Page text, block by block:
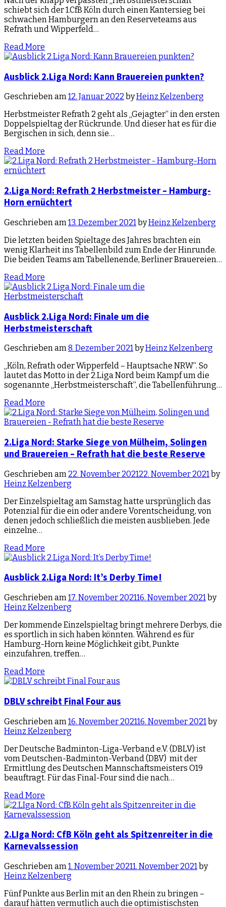
schiebt sich der 1.CfB Köln durch einen Kantersieg bei
schwachen Hamburgern an den Reserveteams aus
Refrath und Wipperfeld…
Read More
Ausblick 2.Liga Nord: Kann Brauereien punkten?
Geschrieben am12. Januar 2022 byHeinz Kelzenberg
Herbstmeister Refrath 2 geht als „Gejagter“ in den ersten
Doppelspieltag der Rückrunde. Und dieser hat es für die
Bergischen in sich, denn sie…
Read More
2.Liga Nord: Refrath 2 Herbstmeister – Hamburg-
Horn ernüchtert
Geschrieben am13. Dezember 2021byHeinz Kelzenberg
Die letzten beiden Spieltage des Jahres brachten ein
wenig Klarheit ins Tabellenbild zum Ende der Hinrunde.
Die beiden Teams am Tabellenende, Berliner Brauereien…
Read More
Ausblick 2.Liga Nord: Finale um die
Herbstmeisterschaft
Geschrieben am8. Dezember 2021 byHeinz Kelzenberg
„Köln, Refrath oder Wipperfeld – Hauptsache NRW“. So
lautet das Motto in der 2.Liga Nord beim Kampf um die
sogenannte „Herbstmeisterschaft“, die Tabellenführung…
Read More
2.Liga Nord: Starke Siege von Mülheim, Solingen
und Brauereien – Refrath hat die beste Reserve
Geschrieben am 22. November 202122. November 2021 by
Heinz Kelzenberg
Der Einzelspieltag am Samstag hatte ursprünglich das
Potenzial für die ein oder andere Vorentscheidung, von
denen jedoch schließlich die meisten ausblieben. Jede
einzelne…
Read More
Ausblick 2.Liga Nord: It’s Derby Time!
Geschrieben am17. November 202116. November 2021 by
Heinz Kelzenberg
Der kommende Einzelspieltag bringt mehrere Derbys, die
es sportlich in sich haben könnten. Während es für
Hamburg-Horn keine Möglichkeit gibt, Punkte
einzufahren, treffen…
Read More
DBLV schreibt Final Four aus
Geschrieben am 16. November 202116. November 2021 by
Heinz Kelzenberg
Der Deutsche Badminton-Liga-Verband e.V. (DBLV) ist
vom Deutschen-Badminton-Verband (DBV) mit der
Ermittlung des Deutschen Mannschaftsmeisters O19
beauftragt. Für das Final-Four sind die nach…
Read More
2.LIga Nord: CfB Köln geht als Spitzenreiter in die
Karnevalssession
Geschrieben am1. November 20211. November 2021by
Heinz Kelzenberg
Fünf Punkte aus Berlin mit an den Rhein zu bringen –
darauf hätten vermutlich auch die optimistischsten